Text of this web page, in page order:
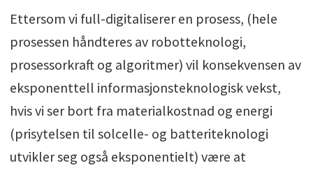
Ettersom vi full-digitaliserer en prosess, (hele
prosessen håndteres av robotteknologi,
prosessorkraft og algoritmer) vil konsekvensen av
eksponenttell informasjonsteknologisk vekst,
hvis vi ser bort fra materialkostnad og energi
(prisytelsen til solcelle- og batteriteknologi
utvikler seg også eksponentielt) være at